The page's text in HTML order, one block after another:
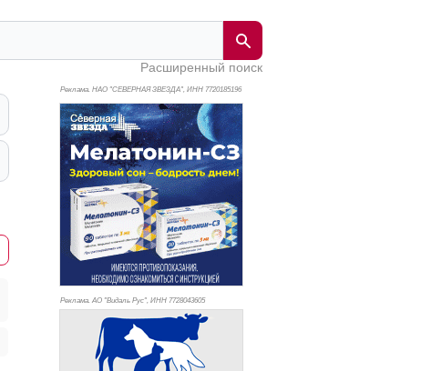
Расширенный поиск
Реклама. НАО "СЕВЕРНАЯ ЗВЕЗДА", ИНН 7720185196
Реклама. АО "Видаль Рус", ИНН 7728043605